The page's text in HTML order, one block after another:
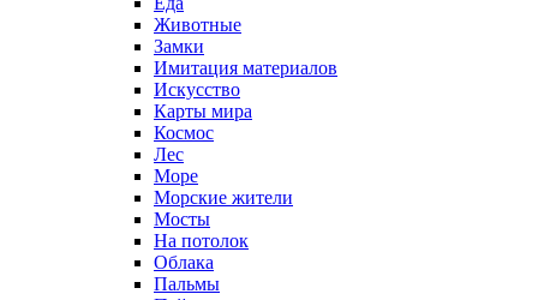
Животные
Замки
Имитация материалов
Искусство
Карты мира
Космос
Лес
Море
Морские жители
Мосты
На потолок
Облака
Пальмы